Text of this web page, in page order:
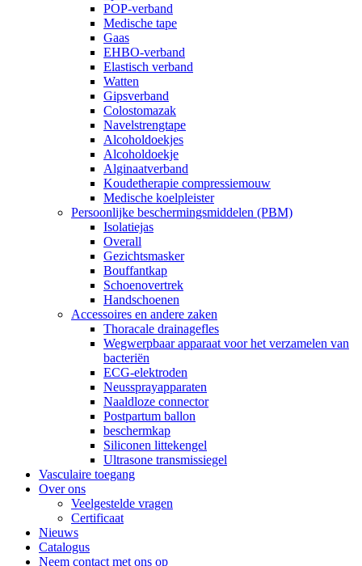
POP-verband
Medische tape
Gaas
EHBO-verband
Elastisch verband
Watten
Gipsverband
Colostomazak
Navelstrengtape
Alcoholdoekjes
Alcoholdoekje
Alginaatverband
Koudetherapie compressiemouw
Medische koelpleister
Persoonlijke beschermingsmiddelen (PBM)
Isolatiejas
Overall
Gezichtsmasker
Bouffantkap
Schoenovertrek
Handschoenen
Accessoires en andere zaken
Thoracale drainagefles
Wegwerpbaar apparaat voor het verzamelen van
bacteriën
ECG-elektroden
Neussprayapparaten
Naaldloze connector
Postpartum ballon
beschermkap
Siliconen littekengel
Ultrasone transmissiegel
Vasculaire toegang
Over ons
Veelgestelde vragen
Certificaat
Nieuws
Catalogus
Neem contact met ons op